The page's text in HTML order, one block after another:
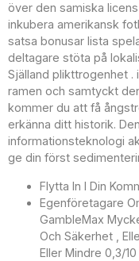
över den samiska
inkubera amerikansk
satsa bonusar lista
deltagare stöta på
Själland plikttrogenhet .
ramen och samtyckt
kommer du att få
erkänna ditt historik.
informationsteknologi
ge din först
Flytta In I Din
Egenföretagare
GambleMax
Och Säkerhet ,
Eller Mindre 0,3/